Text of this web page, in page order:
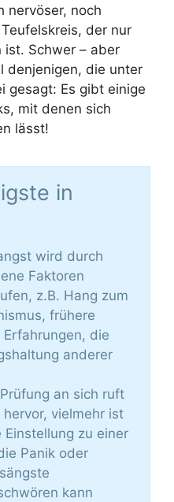
nervöser, noch
der nur
ist. Schwer – aber
denjenigen, die unter
gesagt: Es gibt einige
mit denen sich
lässt!
in
wird durch
Faktoren
z.B. Hang zum
frühere
die
anderer
an sich ruft
vielmehr ist
Einstellung zu einer
Panik oder
kann